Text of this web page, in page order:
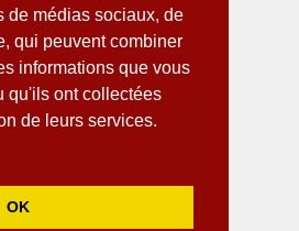
de médias sociaux, de
qui peuvent combiner
informations que vous
qu'ils ont collectées
de leurs services.
OK